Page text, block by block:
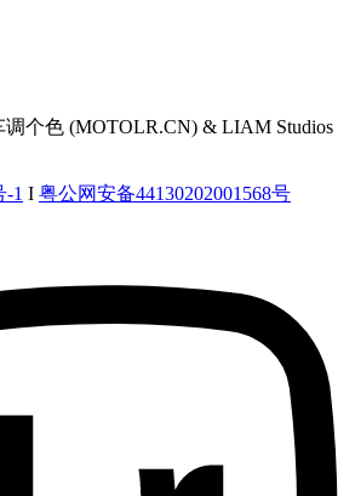
调个色 (MOTOLR.CN) & LIAM Studios
-1 I 粤公网安备44130202001568号